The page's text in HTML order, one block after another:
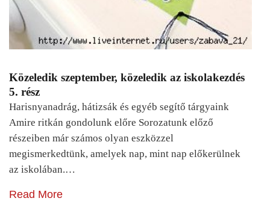
Közeledik szeptember, közeledik az iskolakezdés
5. rész
Harisnyanadrág, hátizsák és egyéb segítő tárgyaink
Amire ritkán gondolunk előre Sorozatunk előző
részeiben már számos olyan eszközzel
megismerkedtünk, amelyek nap, mint nap előkerülnek
az iskolában.…
Read More